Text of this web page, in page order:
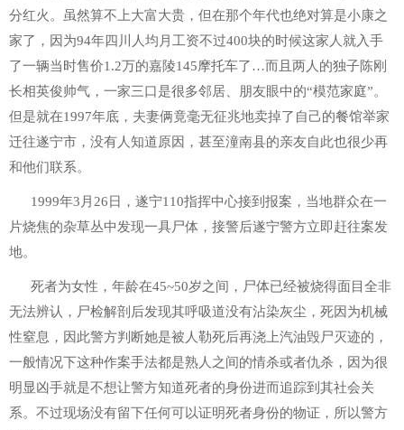
分红火。虽然算不上大富大贵，但在那个年代也绝对算是小康之
家了，因为94年四川人均月工资不过400块的时候这家人就入手
了一辆当时售价1.2万的嘉陵145摩托车了…而且两人的独子陈刚
长相英俊帅气，一家三口是很多邻居、朋友眼中的“模范家庭”。
但是就在1997年底，夫妻俩竟毫无征兆地卖掉了自己的餐馆举家
迁往遂宁市，没有人知道原因，甚至潼南县的亲友自此也很少再
和他们联系。
1999年3月26日，遂宁110指挥中心接到报案，当地群众在一
片烧焦的杂草丛中发现一具尸体，接警后遂宁警方立即赶往案发
地。
死者为女性，年龄在45~50岁之间，尸体已经被烧得面目全非
无法辨认，尸检解剖后发现其呼吸道没有沾染灰尘，死因为机械
性窒息，因此警方判断她是被人勒死后再浇上汽油毁尸灭迹的，
一般情况下这种作案手法都是熟人之间的情杀或者仇杀，因为很
明显凶手就是不想让警方知道死者的身份进而追踪到其社会关
系。不过现场没有留下任何可以证明死者身份的物证，所以警方